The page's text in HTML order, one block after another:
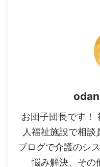
お団子団長です！
人福祉施設で相談
ブログで介護のシ
悩み解決、その